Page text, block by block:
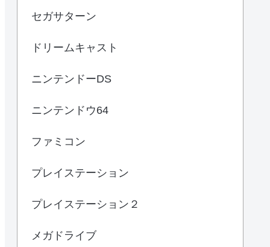
セガサターン
ドリームキャスト
ニンテンドーDS
ニンテンドウ64
ファミコン
プレイステーション
プレイステーション２
メガドライブ